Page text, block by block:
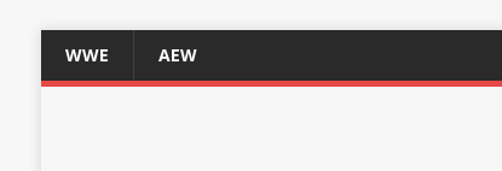
WWE AEW